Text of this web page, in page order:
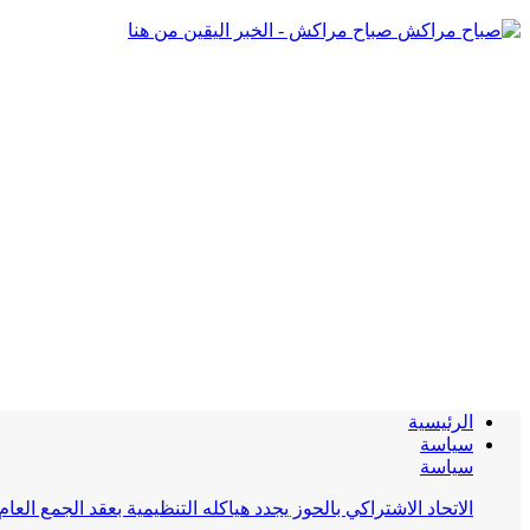
صباح مراكش - الخبر اليقين من هنا
الرئيسية
سياسة
سياسة
الاتحاد الاشتراكي بالحوز يجدد هياكله التنظيمية بعقد الجمع